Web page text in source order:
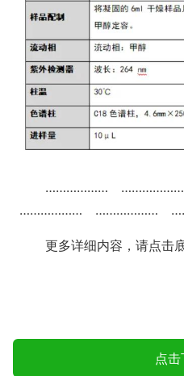
………………
……………… ………………
更多详细内容，请点击
点